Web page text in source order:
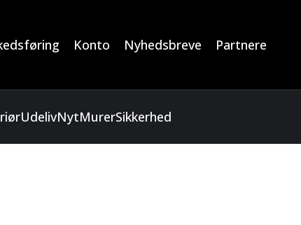
Konto Nyhedsbreve Partnere
UdelivNytMurerSikkerhed